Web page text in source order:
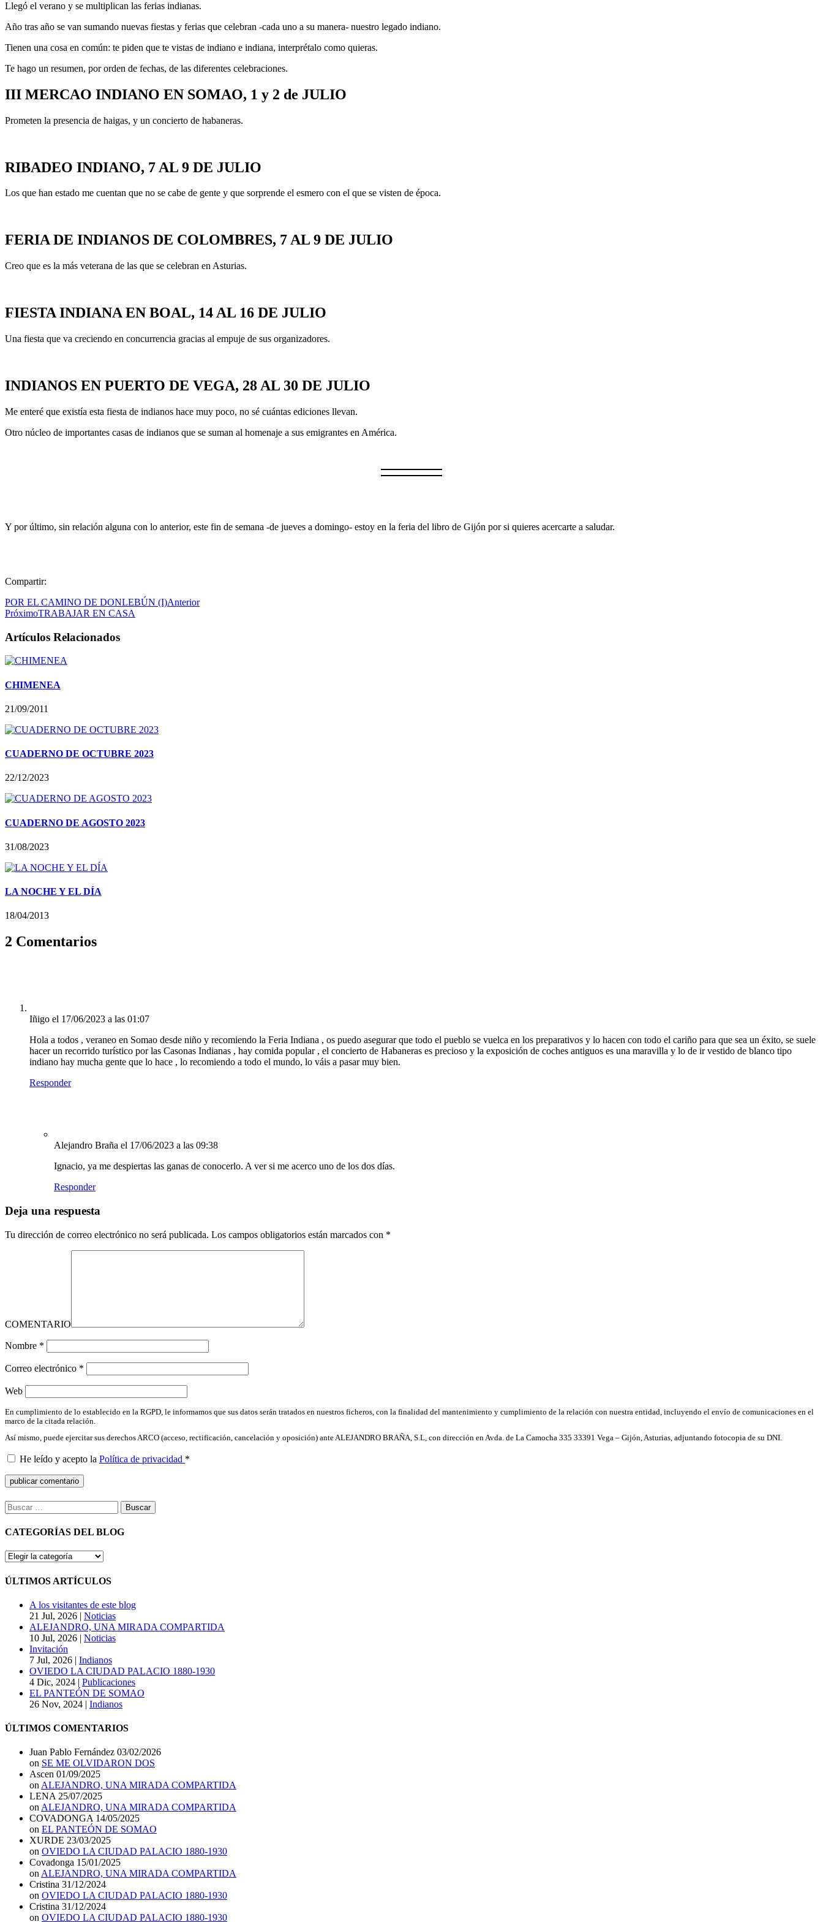
Llegó el verano y se multiplican las ferias indianas.
Año tras año se van sumando nuevas fiestas y ferias que celebran -cada uno a su manera- nuestro legado indiano.
Tienen una cosa en común: te piden que te vistas de indiano e indiana, interprétalo como quieras.
Te hago un resumen, por orden de fechas, de las diferentes celebraciones.
III MERCAO INDIANO EN SOMAO, 1 y 2 de JULIO
Prometen la presencia de haigas, y un concierto de habaneras.
RIBADEO INDIANO, 7 AL 9 DE JULIO
Los que han estado me cuentan que no se cabe de gente y que sorprende el esmero con el que se visten de época.
FERIA DE INDIANOS DE COLOMBRES, 7 AL 9 DE JULIO
Creo que es la más veterana de las que se celebran en Asturias.
FIESTA INDIANA EN BOAL, 14 AL 16 DE JULIO
Una fiesta que va creciendo en concurrencia gracias al empuje de sus organizadores.
INDIANOS EN PUERTO DE VEGA, 28 AL 30 DE JULIO
Me enteré que existía esta fiesta de indianos hace muy poco, no sé cuántas ediciones llevan.
Otro núcleo de importantes casas de indianos que se suman al homenaje a sus emigrantes en América.
Y por último, sin relación alguna con lo anterior, este fin de semana -de jueves a domingo- estoy en la feria del libro de Gijón por si quieres acercarte a saludar.
Compartir:
POR EL CAMINO DE DONLEBÚN (I)Anterior
PróximoTRABAJAR EN CASA
Artículos Relacionados
CHIMENEA
21/09/2011
CUADERNO DE OCTUBRE 2023
22/12/2023
CUADERNO DE AGOSTO 2023
31/08/2023
LA NOCHE Y EL DÍA
18/04/2013
2 Comentarios
Iñigo el 17/06/2023 a las 01:07
Hola a todos , veraneo en Somao desde niño y recomiendo la Feria Indiana , os puedo asegurar que todo el pueblo se vuelca en los preparativos y lo hacen con todo el cariño para que sea un éxito, se suele
hacer un recorrido turístico por las Casonas Indianas , hay comida popular , el concierto de Habaneras es precioso y la exposición de coches antiguos es una maravilla y lo de ir vestido de blanco tipo
indiano hay mucha gente que lo hace , lo recomiendo a todo el mundo, lo váis a pasar muy bien.
Responder
Alejandro Braña el 17/06/2023 a las 09:38
Ignacio, ya me despiertas las ganas de conocerlo. A ver si me acerco uno de los dos días.
Responder
Deja una respuesta
Tu dirección de correo electrónico no será publicada. Los campos obligatorios están marcados con *
COMENTARIO
Nombre *
Correo electrónico *
Web
En cumplimiento de lo establecido en la RGPD, le informamos que sus datos serán tratados en nuestros ficheros, con la finalidad del mantenimiento y cumplimiento de la relación con nuestra entidad, incluyendo el envío de comunicaciones en el
marco de la citada relación.
Así mismo, puede ejercitar sus derechos ARCO (acceso, rectificación, cancelación y oposición) ante ALEJANDRO BRAÑA, S.L, con dirección en Avda. de La Camocha 335 33391 Vega – Gijón, Asturias, adjuntando fotocopia de su DNI.
He leído y acepto la Política de privacidad *
Buscar:
CATEGORÍAS DEL BLOG
CATEGORÍAS
BLOG
ÚLTIMOS ARTÍCULOS
A los visitantes de este blog
21 Jul, 2026 | Noticias
ALEJANDRO, UNA MIRADA COMPARTIDA
10 Jul, 2026 | Noticias
Invitación
7 Jul, 2026 | Indianos
OVIEDO LA CIUDAD PALACIO 1880-1930
4 Dic, 2024 | Publicaciones
EL PANTEÓN DE SOMAO
26 Nov, 2024 | Indianos
ÚLTIMOS COMENTARIOS
Juan Pablo Fernández 03/02/2026
on SE ME OLVIDARON DOS
Ascen 01/09/2025
on ALEJANDRO, UNA MIRADA COMPARTIDA
LENA 25/07/2025
on ALEJANDRO, UNA MIRADA COMPARTIDA
COVADONGA 14/05/2025
on EL PANTEÓN DE SOMAO
XURDE 23/03/2025
on OVIEDO LA CIUDAD PALACIO 1880-1930
Covadonga 15/01/2025
on ALEJANDRO, UNA MIRADA COMPARTIDA
Cristina 31/12/2024
on OVIEDO LA CIUDAD PALACIO 1880-1930
Cristina 31/12/2024
on OVIEDO LA CIUDAD PALACIO 1880-1930